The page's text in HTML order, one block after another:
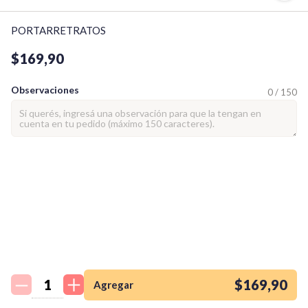
tienda así para mi
emprendimiento!
PORTARRETRATOS
$169,90
Observaciones 0 / 150
Agregar $169,90